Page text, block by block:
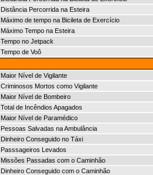
Distância Percorrida na Esteira
Máximo de tempo na Bicileta de Exercício
Máximo Tempo na Esteira
Tempo no Jetpack
Tempo de Voô
Maior Nível de Vigilante
Criminosos Mortos como Vigilante
Maior Nível de Bombeiro
Total de Incêndios Apagados
Maior Nível de Paramédico
Pessoas Salvadas na Ambulância
Dinheiro Conseguido no Táxi
Passsageiros Levados
Missões Passadas com o Caminhão
Dinheiro Conseguido com o Caminhão